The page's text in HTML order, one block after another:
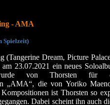
- AMA
Spielzeit)
(Tangerine Dream, Picture
23.07.2021 ein neues
von Thorsten für die
„AMA“, die von Yoriko
ist Thorsten so
Dabei scheint ihn auch